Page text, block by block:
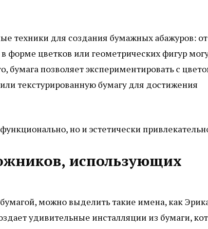
техники для создания бумажных абажуров: от
форме цветков или геометрических фигур
бумага позволяет экспериментировать с
текстурированную бумагу для достижения
но и эстетически
использующих
можно выделить такие имена, как
удивительные инсталляции из бумаги,